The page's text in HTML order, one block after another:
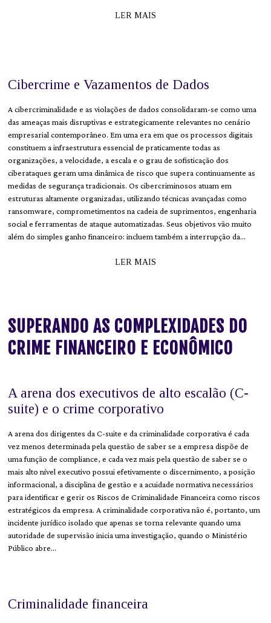
LER MAIS
Cibercrime e Vazamentos de Dados
A cibercriminalidade e as violações de dados consolidaram-se como uma
das ameaças mais disruptivas e estrategicamente relevantes no cenário
empresarial contemporâneo. Em uma era em que os processos digitais
constituem a infraestrutura essencial de praticamente todas as
organizações, a velocidade, a escala e o grau de sofisticação dos
ciberataques geram uma dinâmica de risco que supera continuamente as
medidas de segurança tradicionais. Os cibercriminosos atuam em
estruturas altamente organizadas, utilizando técnicas avançadas como
ransomware, comprometimentos na cadeia de suprimentos, engenharia
social e ferramentas de ataque automatizadas. Seus objetivos vão muito
além do simples ganho financeiro: incluem também a interrupção da…
LER MAIS
SUPERANDO AS COMPLEXIDADES DO
CRIME FINANCEIRO E ECONÔMICO
A arena dos executivos de alto escalão (C-
suite) e o crime corporativo
A arena dos dirigentes da C-suite e da criminalidade corporativa é cada
vez menos determinada pela questão de saber se a empresa dispõe de
uma função de compliance, e cada vez mais pela questão de saber se o
mais alto nível executivo possui efetivamente o discernimento, a posição
informacional, a disciplina de gestão e a acuidade normativa necessários
para identificar e gerir os Riscos de Criminalidade Financeira como riscos
estratégicos da empresa. A criminalidade corporativa não é, portanto, um
incidente jurídico isolado que apenas se torna relevante quando uma
autoridade de supervisão inicia uma investigação, quando o Ministério
Público abre…
Criminalidade financeira